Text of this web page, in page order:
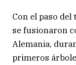
Con el paso
se fusionaron
Alemania,
primeros